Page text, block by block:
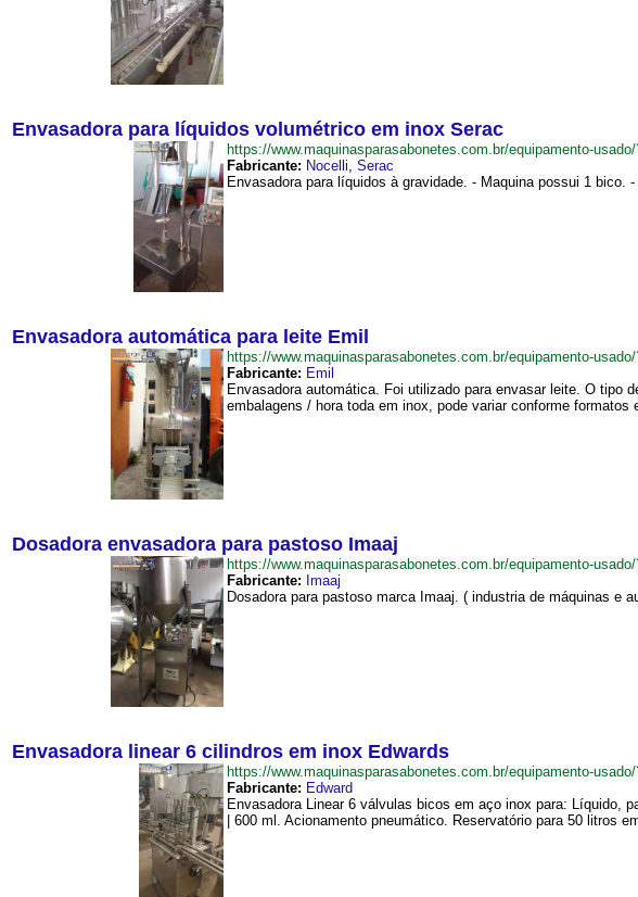
Envasadora para líquidos volumétrico em inox Serac
https://www.maquinasparasabonetes.com.br/equipamento-
Fabricante: Nocelli, Serac
Envasadora para líquidos à gravidade. - Maquina possui 1
Envasadora automática para leite Emil
https://www.maquinasparasabonetes.com.br/equipamento-
Fabricante: Emil
Envasadora automática. Foi utilizado para envasar leite. O tipo
embalagens / hora toda em inox, pode variar conforme formatos
Dosadora envasadora para pastoso Imaaj
https://www.maquinasparasabonetes.com.br/equipamento-
Fabricante: Imaaj
Dosadora para pastoso marca Imaaj. ( industria de máquinas e
Envasadora linear 6 cilindros em inox Edwards
https://www.maquinasparasabonetes.com.br/equipamento-
Fabricante: Edward
Envasadora Linear 6 válvulas bicos em aço inox para: Líquido,
| 600 ml. Acionamento pneumático. Reservatório para 50 litros